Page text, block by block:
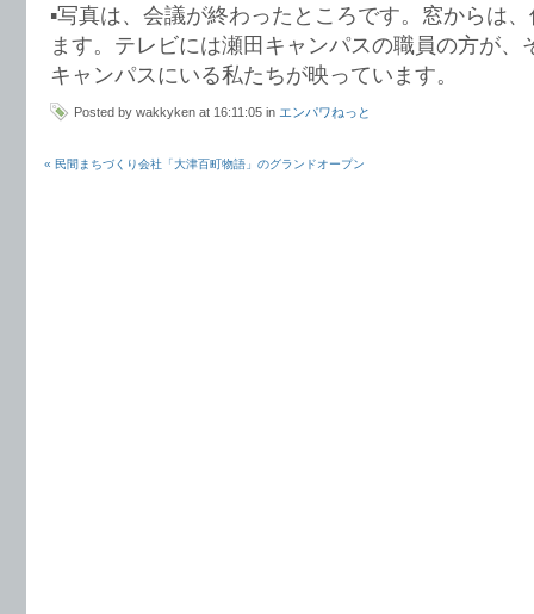
▪︎写真は、会議が終わったところです。窓からは
ます。テレビには瀬田キャンパスの職員の方が、
キャンパスにいる私たちが映っています。
Posted by wakkyken at 16:11:05 in エンパワねっと
« 民間まちづくり会社「大津百町物語」のグランドオープン